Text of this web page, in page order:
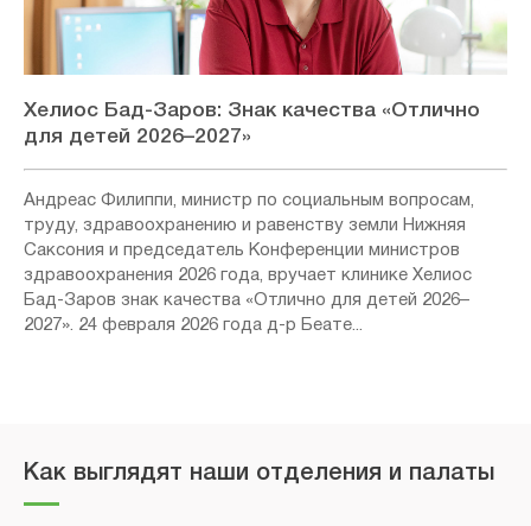
Хелиос Бад-Заров: Знак качества «Отлично
для детей 2026–2027»
Андреас Филиппи, министр по социальным вопросам,
труду, здравоохранению и равенству земли Нижняя
Саксония и председатель Конференции министров
здравоохранения 2026 года, вручает клинике Хелиос
Бад-Заров знак качества «Отлично для детей 2026–
2027». 24 февраля 2026 года д-р Беате...
Как выглядят наши отделения и палаты